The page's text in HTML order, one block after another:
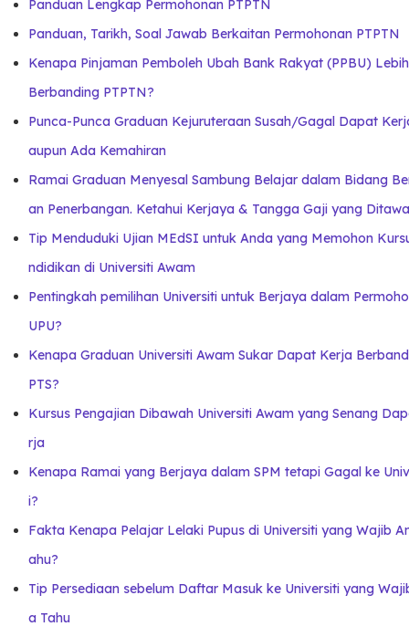
Panduan Lengkap Permohonan PTPTN
Panduan, Tarikh, Soal Jawab Berkaitan Permohonan PTPTN
Kenapa Pinjaman Pemboleh Ubah Bank Rakyat (PPBU)
Berbanding PTPTN?
Punca-Punca Graduan Kejuruteraan Susah/Gagal Dapat
aupun Ada Kemahiran
Ramai Graduan Menyesal Sambung Belajar dalam Bidang
an Penerbangan. Ketahui Kerjaya & Tangga Gaji yang
Tip Menduduki Ujian MEdSI untuk Anda yang Memohon
ndidikan di Universiti Awam
Pentingkah pemilihan Universiti untuk Berjaya dalam
UPU?
Kenapa Graduan Universiti Awam Sukar Dapat Kerja
PTS?
Kursus Pengajian Dibawah Universiti Awam yang Senang
rja
Kenapa Ramai yang Berjaya dalam SPM tetapi Gagal ke
i?
Fakta Kenapa Pelajar Lelaki Pupus di Universiti yang Wajib
ahu?
Tip Persediaan sebelum Daftar Masuk ke Universiti yang
a Tahu